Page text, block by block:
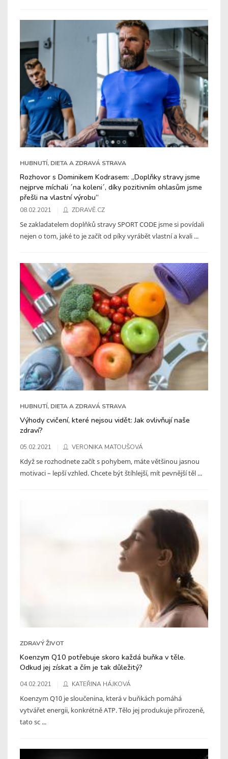
HUBNUTÍ, DIETA A ZDRAVÁ STRAVA
Rozhovor s Dominikem Kodrasem: „Doplňky stravy jsme
nejprve míchali ´na koleni´, díky pozitivním ohlasům jsme
přešli na vlastní výrobu“
08.02.2021 ZDRAVĚ.CZ
Se zakladatelem doplňků stravy SPORT CODE jsme si povídali
nejen o tom, jaké to je začít od píky vyrábět vlastní a kvali ...
HUBNUTÍ, DIETA A ZDRAVÁ STRAVA
Výhody cvičení, které nejsou vidět: Jak ovlivňují naše
zdraví?
05.02.2021 VERONIKA MATOUŠOVÁ
Když se rozhodnete začít s pohybem, máte většinou jasnou
motivaci – lepší vzhled. Chcete být štíhlejší, mít pevnější těl ...
ZDRAVÝ ŽIVOT
Koenzym Q10 potřebuje skoro každá buňka v těle.
Odkud jej získat a čím je tak důležitý?
04.02.2021 KATEŘINA HÁJKOVÁ
Koenzym Q10 je sloučenina, která v buňkách pomáhá
vytvářet energii, konkrétně ATP. Tělo jej produkuje přirozeně,
tato sc ...